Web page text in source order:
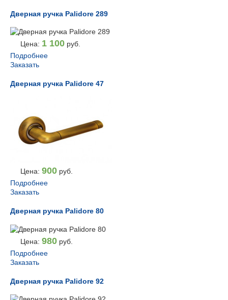
Дверная ручка Palidore 289
Цена: 1 100 руб.
Подробнее
Заказать
Дверная ручка Palidore 47
Цена: 900 руб.
Подробнее
Заказать
Дверная ручка Palidore 80
Цена: 980 руб.
Подробнее
Заказать
Дверная ручка Palidore 92